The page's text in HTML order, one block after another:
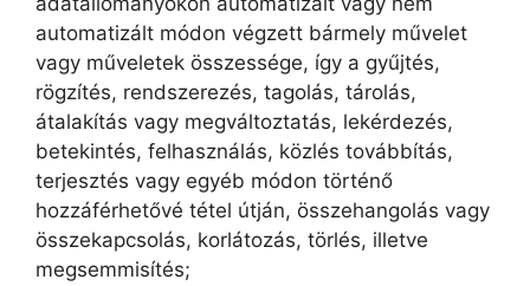
automatizált módon végzett bármely művelet
vagy műveletek összessége, így a gyűjtés,
rögzítés, rendszerezés, tagolás, tárolás,
átalakítás vagy megváltoztatás, lekérdezés,
betekintés, felhasználás, közlés továbbítás,
terjesztés vagy egyéb módon történő
hozzáférhetővé tétel útján, összehangolás vagy
összekapcsolás, korlátozás, törlés, illetve
megsemmisítés;